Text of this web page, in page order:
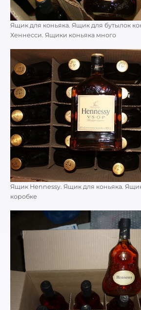
Ящик для коньяка. Ящик для бутылок
Хеннесси. Ящики коньяка много
Ящик Hennessy. Ящик для коньяка.
коробке